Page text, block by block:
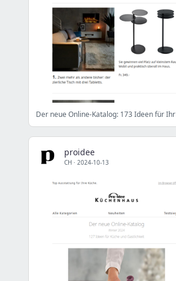
proidee
CH · 2024-10-13